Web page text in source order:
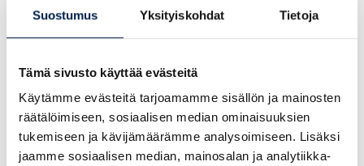
Suostumus Yksityiskohdat Tietoja
Tämä sivusto käyttää evästeitä
Käytämme evästeitä tarjoamamme sisällön ja mainosten
räätälöimiseen, sosiaalisen median ominaisuuksien
tukemiseen ja kävijämäärämme analysoimiseen. Lisäksi
jaamme sosiaalisen median, mainosalan ja analytiikka-